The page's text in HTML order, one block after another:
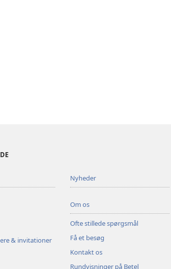
& invitationer
Nyheder
Om os
Ofte stillede spørgsmål
Få et besøg
Kontakt os
Rundvisninger på Betel